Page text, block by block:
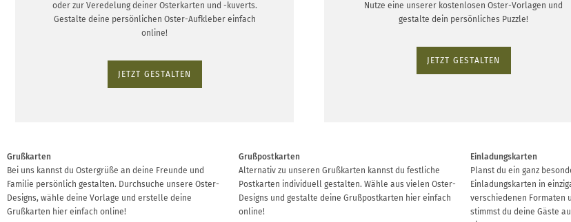
oder zur Veredelung deiner Osterkarten und -kuverts.
Gestalte deine persönlichen Oster-Aufkleber einfach
online!
JETZT GESTALTEN
Nutze eine unserer kostenlosen Oster-Vorlagen und
gestalte dein persönliches Puzzle!
JETZT GESTALTEN
Grußkarten
Bei uns kannst du Ostergrüße an deine Freunde und
Familie persönlich gestalten. Durchsuche unsere Oster-
Designs, wähle deine Vorlage und erstelle deine
Grußkarten hier einfach online!
Grußpostkarten
Alternativ zu unseren Grußkarten kannst du festliche
Postkarten individuell gestalten. Wähle aus vielen Oster-
Designs und gestalte deine Grußpostkarten hier einfach
online!
Einladungskarten
Planst du ein ganz
Einladungskarten in
verschiedenen Formaten
stimmst du deine Gäste